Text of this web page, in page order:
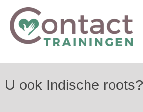
naar
inhoud
U ook Indische roots?